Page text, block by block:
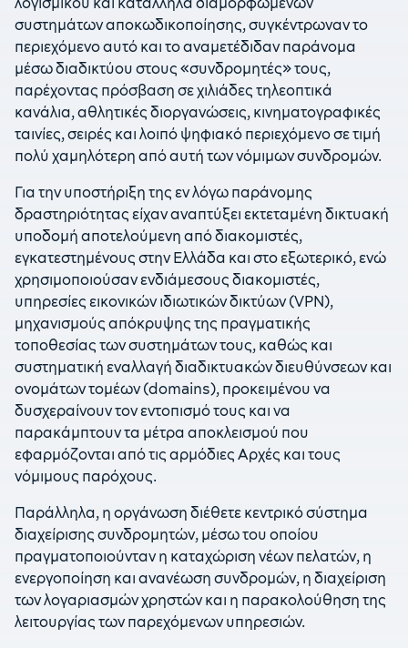
συστημάτων αποκωδικοποίησης, συγκέντρωναν το
περιεχόμενο αυτό και το αναμετέδιδαν παράνομα
μέσω διαδικτύου στους «συνδρομητές» τους,
παρέχοντας πρόσβαση σε χιλιάδες τηλεοπτικά
κανάλια, αθλητικές διοργανώσεις, κινηματογραφικές
ταινίες, σειρές και λοιπό ψηφιακό περιεχόμενο σε τιμή
πολύ χαμηλότερη από αυτή των νόμιμων συνδρομών.
Για την υποστήριξη της εν λόγω παράνομης
δραστηριότητας είχαν αναπτύξει εκτεταμένη δικτυακή
υποδομή αποτελούμενη από διακομιστές,
εγκατεστημένους στην Ελλάδα και στο εξωτερικό, ενώ
χρησιμοποιούσαν ενδιάμεσους διακομιστές,
υπηρεσίες εικονικών ιδιωτικών δικτύων (VPN),
μηχανισμούς απόκρυψης της πραγματικής
τοποθεσίας των συστημάτων τους, καθώς και
συστηματική εναλλαγή διαδικτυακών διευθύνσεων και
ονομάτων τομέων (domains), προκειμένου να
δυσχεραίνουν τον εντοπισμό τους και να
παρακάμπτουν τα μέτρα αποκλεισμού που
εφαρμόζονται από τις αρμόδιες Αρχές και τους
νόμιμους παρόχους.
Παράλληλα, η οργάνωση διέθετε κεντρικό σύστημα
διαχείρισης συνδρομητών, μέσω του οποίου
πραγματοποιούνταν η καταχώριση νέων πελατών, η
ενεργοποίηση και ανανέωση συνδρομών, η διαχείριση
των λογαριασμών χρηστών και η παρακολούθηση της
λειτουργίας των παρεχόμενων υπηρεσιών.